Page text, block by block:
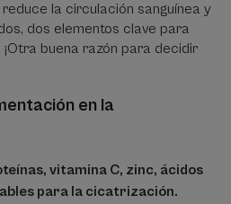
la circulación sanguínea y
dos elementos clave para
buena razón para decidir
en la
vitamina C, zinc, ácidos
para la cicatrización.